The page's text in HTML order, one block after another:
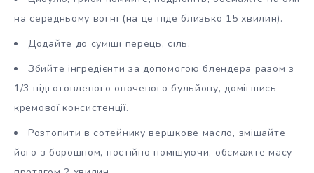
на середньому вогні (на це піде близько 15 хвилин).
Додайте до суміші перець, сіль.
Збийте інгредієнти за допомогою блендера разом з
1/3 підготовленого овочевого бульйону, домігшись
кремової консистенції.
Розтопити в сотейнику вершкове масло, змішайте
його з борошном, постійно помішуючи, обсмажте масу